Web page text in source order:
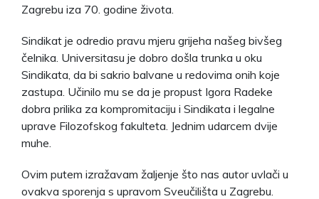
Zagrebu iza 70. godine života.
Sindikat je odredio pravu mjeru grijeha našeg bivšeg
čelnika. Universitasu je dobro došla trunka u oku
Sindikata, da bi sakrio balvane u redovima onih koje
zastupa. Učinilo mu se da je propust Igora Radeke
dobra prilika za kompromitaciju i Sindikata i legalne
uprave Filozofskog fakulteta. Jednim udarcem dvije
muhe.
Ovim putem izražavam žaljenje što nas autor uvlači u
ovakva sporenja s upravom Sveučilišta u Zagrebu.